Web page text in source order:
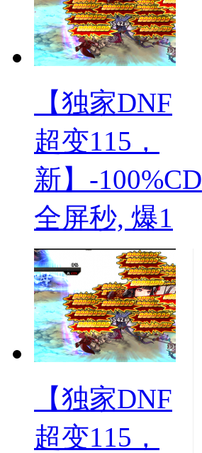
【独家DNF
超变115，
新】-100%CD
全屏秒, 爆1
【独家DNF
超变115，